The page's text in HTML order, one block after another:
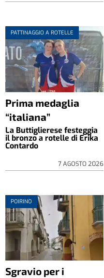
PATTINAGGIO A ROTELLE
Prima medaglia
“italiana”
La Buttiglierese festeggia
il bronzo a rotelle di Erika
Contardo
7 AGOSTO 2026
POIRINO
Sgravio per i